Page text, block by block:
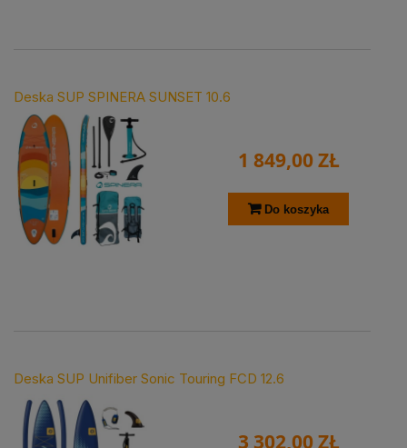
Deska SUP SPINERA SUNSET 10.6
1 849,00 ZŁ
Do koszyka
Deska SUP Unifiber Sonic Touring FCD 12.6
3 302,00 ZŁ